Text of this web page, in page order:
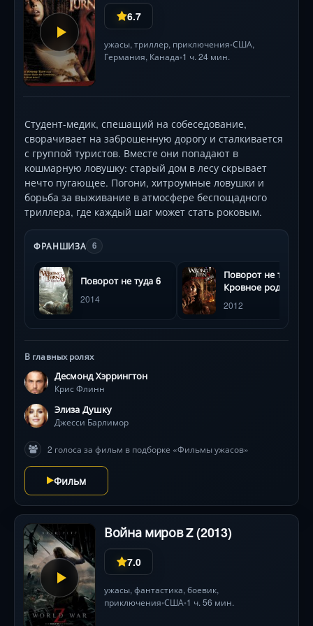
6.7
ужасы, триллер, приключения•США,
Германия, Канада•1 ч. 24 мин.
Студент-медик, спешащий на собеседование,
сворачивает на заброшенную дорогу и сталкивается
с группой туристов. Вместе они попадают в
кошмарную ловушку: старый дом в лесу скрывает
нечто пугающее. Погони, хитроумные ловушки и
борьба за выживание в атмосфере беспощадного
триллера, где каждый шаг может стать роковым.
ФРАНШИЗА 6
Поворот не туда 6
2014
Поворот не туда 5:
Кровное родство
2012
В главных ролях
Десмонд Хэррингтон
Крис Флинн
Элиза Душку
Джесси Барлимор
2 голоса за фильм в подборке «Фильмы ужасов»
Фильм
Война миров Z (2013)
7.0
ужасы, фантастика, боевик,
приключения•США•1 ч. 56 мин.